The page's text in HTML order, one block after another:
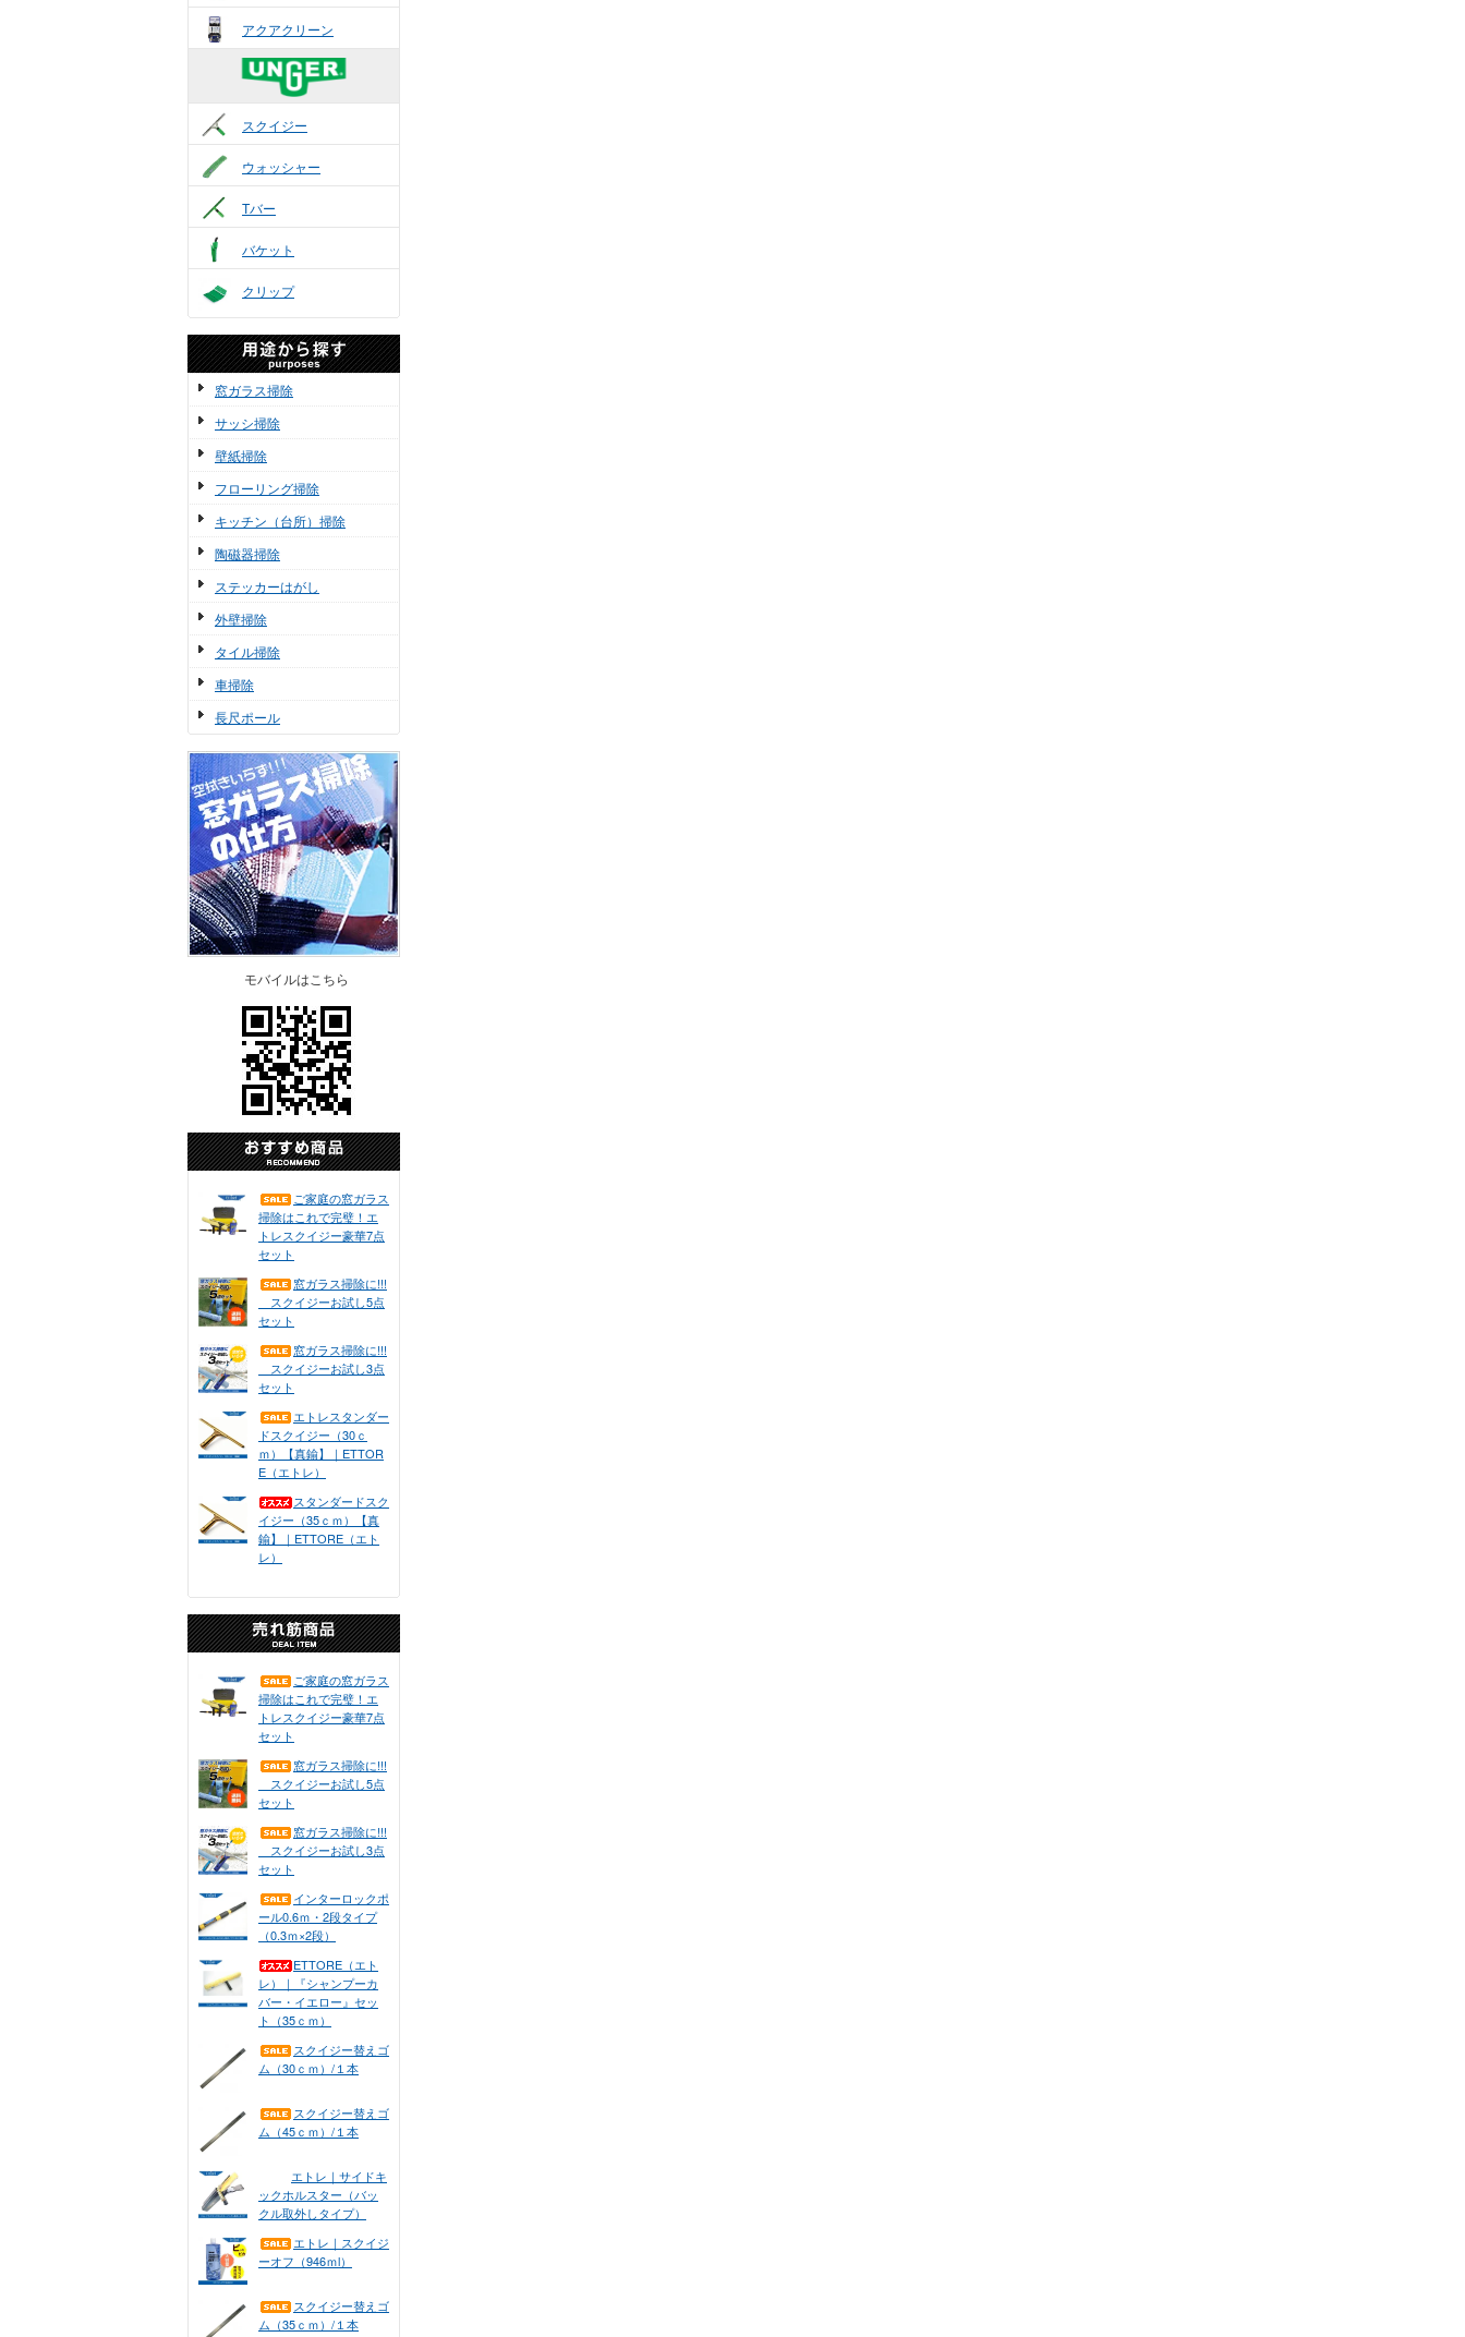
アクアクリーン
スクイジー
ウォッシャー
Tバー
バケット
クリップ
窓ガラス掃除
サッシ掃除
壁紙掃除
フローリング掃除
キッチン（台所）掃除
陶磁器掃除
ステッカーはがし
外壁掃除
タイル掃除
車掃除
長尺ポール
モバイルはこちら
ご家庭の窓ガラス
掃除はこれで完璧！エ
トレスクイジー豪華7点
セット
窓ガラス掃除に!!!
スクイジーお試し5点
セット
窓ガラス掃除に!!!
スクイジーお試し3点
セット
エトレスタンダー
ドスクイジー（30ｃ
ｍ）【真鍮】｜ETTOR
E（エトレ）
スタンダードスク
イジー（35ｃｍ）【真
鍮】｜ETTORE（エト
レ）
ご家庭の窓ガラス
掃除はこれで完璧！エ
トレスクイジー豪華7点
セット
窓ガラス掃除に!!!
スクイジーお試し5点
セット
窓ガラス掃除に!!!
スクイジーお試し3点
セット
インターロックポ
ール0.6ｍ・2段タイプ
（0.3ｍ×2段）
ETTORE（エト
レ）｜『シャンプーカ
バー・イエロー』セッ
ト（35ｃｍ）
スクイジー替えゴ
ム（30ｃｍ）/１本
スクイジー替えゴ
ム（45ｃｍ）/１本
エトレ｜サイドキ
ックホルスター（バッ
クル取外しタイプ）
エトレ｜スクイジ
ーオフ（946ｍl）
スクイジー替えゴ
ム（35ｃｍ）/１本